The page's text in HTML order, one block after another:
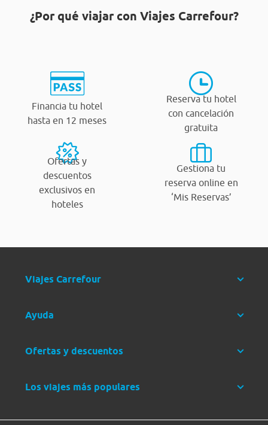
¿Por qué viajar con Viajes Carrefour?
Financia tu hotel
hasta en 12 meses
Reserva tu hotel
con cancelación
gratuita
Ofertas y
descuentos
exclusivos en
hoteles
Gestiona tu
reserva online en
‘Mis Reservas’
Viajes Carrefour
Ayuda
Ofertas y descuentos
Los viajes más populares